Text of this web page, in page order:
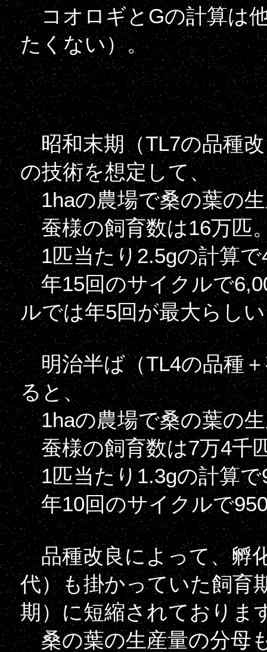
コオロギとGの計算は
たくない）。
昭和末期（TL7の品種改
の技術を想定して、
1haの農場で桑の葉の生
蚕様の飼育数は16万匹
1匹当たり2.5gの計算で
年15回のサイクルで
ルでは年5回が最大らし
明治半ば（TL4の品種＋
ると、
1haの農場で桑の葉の生
蚕様の飼育数は7万4千
1匹当たり1.3gの計算で
年10回のサイクルで
品種改良によって、孵
代）も掛かっていた飼育
期）に短縮されておりま
桑の葉の生産量の分母